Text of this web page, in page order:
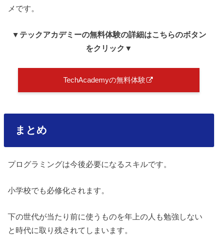
メです。
▼テックアカデミーの無料体験の詳細はこちらのボタン
をクリック▼
TechAcademyの無料体験
まとめ
プログラミングは今後必要になるスキルです。
小学校でも必修化されます。
下の世代が当たり前に使うものを年上の人も勉強しない
と時代に取り残されてしまいます。